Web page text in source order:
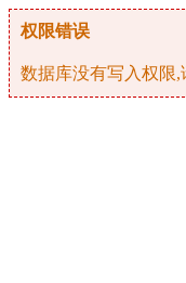
权限错误
数据库没有写入权限,